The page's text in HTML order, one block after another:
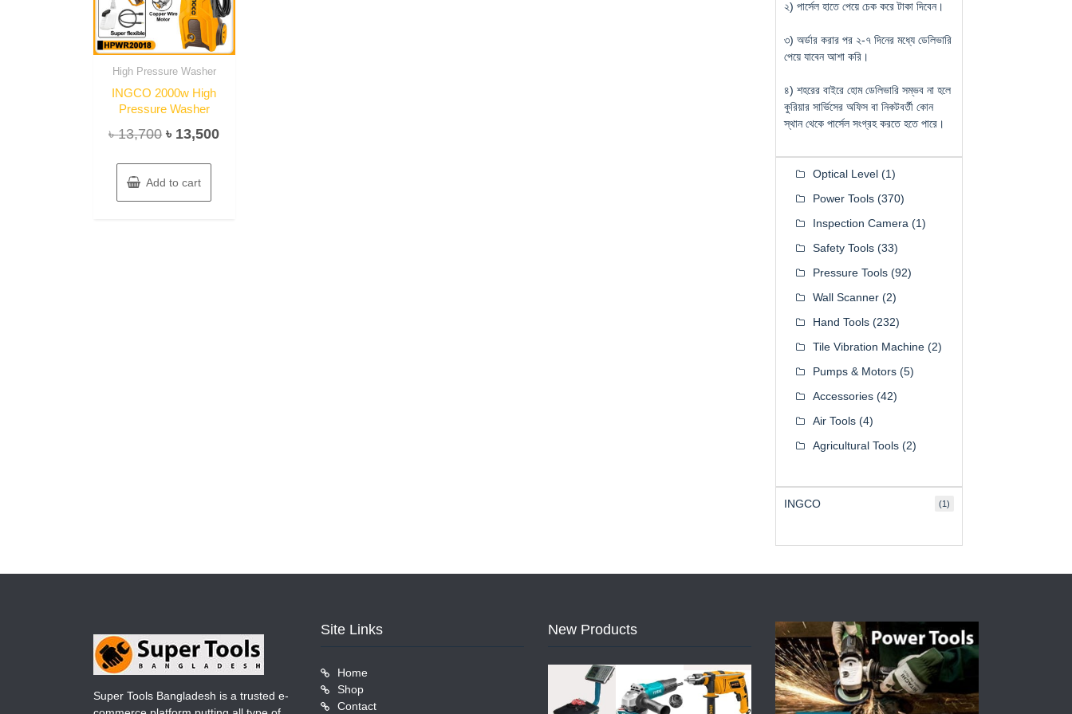
High Pressure Washer
INGCO 2000w High
Pressure Washer
৳13,700 Original
was:
৳ 13,700.
৳ 13,500Current
Add to cart
২) পার্সেল হাতে পেয়ে চেক করে টাকা দিবেন।
৩) অর্ডার করার পর ২-৭ দিনের মধ্যে ডেলিভারি
পেয়ে যাবেন আশা করি।
৪) শহরের বাইরে হোম ডেলিভারি সম্ভব না হলে
কুরিয়ার সার্ভিসের অফিস বা নিকটবর্তী কোন
স্থান থেকে পার্সেল সংগ্রহ করতে হতে পারে।
Optical Level (1)
Power Tools (370)
Inspection Camera (1)
Safety Tools (33)
Pressure Tools (92)
Wall Scanner (2)
Hand Tools (232)
Tile Vibration Machine (2)
Pumps & Motors (5)
Accessories (42)
Air Tools (4)
Agricultural Tools (2)
INGCO (1)
Super Tools Bangladesh is a trusted e-
Site Links
Home
Shop
Contact
New Products